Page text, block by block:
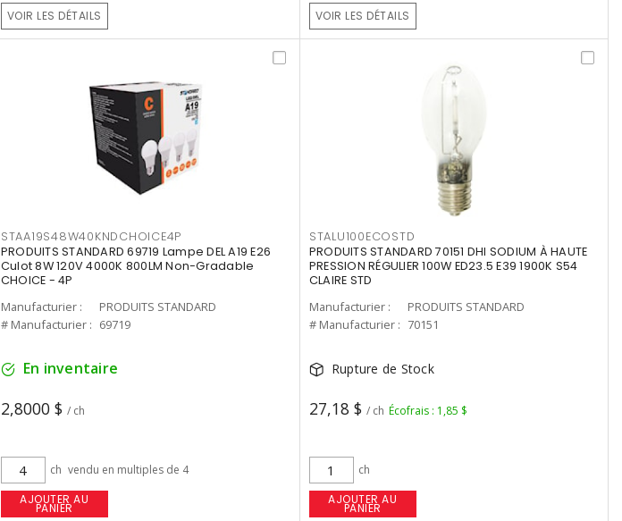
VOIR LES DÉTAILS VOIR LES DÉTAILS
STAA19S48W40KNDCHOICE4P
PRODUITS STANDARD 69719 Lampe DEL A19 E26
Culot 8W 120V 4000K 800LM Non-Gradable
CHOICE - 4P
Manufacturier :
PRODUITS STANDARD
# Manufacturier : 69719
En inventaire
2,8000 $ / ch
ch vendu en multiples de 4
AJOUTER AU
PANIER
STALU100ECOSTD
PRODUITS STANDARD 70151 DHI SODIUM À HAUTE
PRESSION RÉGULIER 100W ED23.5 E39 1900K S54
CLAIRE STD
Manufacturier :
PRODUITS STANDARD
# Manufacturier : 70151
Rupture de Stock
27,18 $ / ch Écofrais : 1,85 $
ch
AJOUTER AU
PANIER